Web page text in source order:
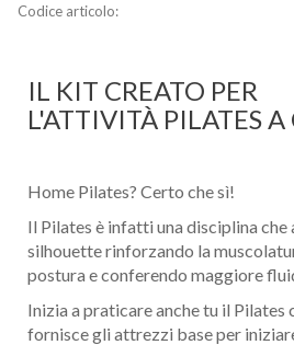
Codice articolo:
IL KIT CREATO PER
L'ATTIVITÀ PILATES A
Home Pilates? Certo che sì!
Il Pilates è infatti una disciplina che
silhouette rinforzando la
postura e conferendo maggiore
Inizia a praticare anche tu il Pilates
fornisce gli attrezzi base per